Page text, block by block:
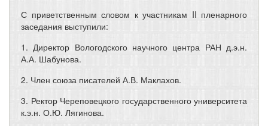
С приветственным словом к участникам II пленарного
заседания выступили:
1. Директор Вологодского научного центра РАН д.э.н.
А.А. Шабунова.
2. Член союза писателей А.В. Маклахов.
3. Ректор Череповецкого государственного университета
к.э.н. О.Ю. Лягинова.